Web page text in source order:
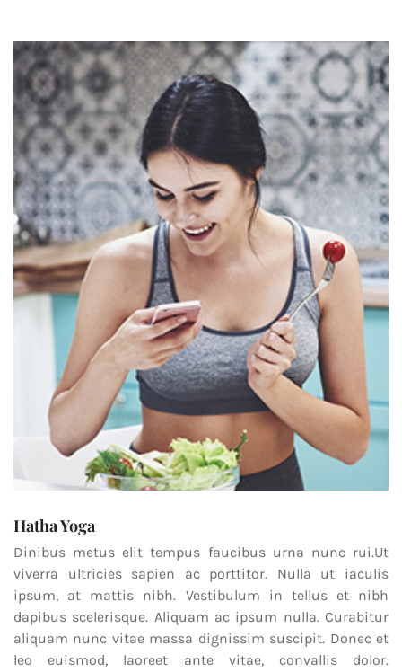
Hatha Yoga
Dinibus metus elit tempus faucibus urna nunc rui.Ut
viverra ultricies sapien ac porttitor. Nulla ut iaculis
ipsum, at mattis nibh. Vestibulum in tellus et nibh
dapibus scelerisque. Aliquam ac ipsum nulla. Curabitur
aliquam nunc vitae massa dignissim suscipit. Donec et
leo euismod, laoreet ante vitae, convallis dolor.